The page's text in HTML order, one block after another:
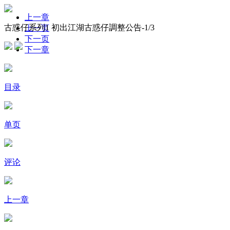
古惑仔系列1 初出江湖古惑仔調整公告-1/3
上一章
上一页
下一页
下一章
目录
单页
评论
上一章